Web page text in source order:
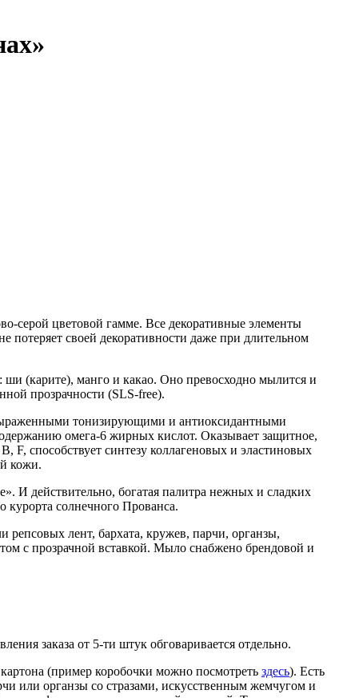
серой цветовой гамме. Все декоративные элементы
своей декоративности даже при длительном
(карите), манго и какао. Оно превосходно мылится и
прозрачности (SLS-free).
тонизирующими и антиоксидантными
омега-6 жирных кислот. Оказывает защитное,
способствует синтезу коллагеновых и эластиновых
кожи.
И действительно, богатая палитра нежных и сладких
курорта солнечного Прованса.
лент, бархата, кружев, парчи, органзы,
с прозрачной вставкой. Мыло снабжено брендовой и
заказа от 5-ти штук обговаривается отдельно.
(пример коробочки можно посмотреть здесь). Есть
или органзы со стразами, искусственным жемчугом и